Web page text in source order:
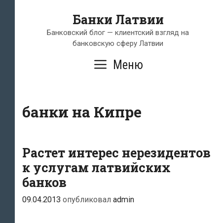
содержимому
Банки Латвии
Банковский блог — клиентский взгляд на
банковскую сферу Латвии
Меню
банки на Кипре
Растет интерес нерезидентов
к услугам латвийских
банков
09.04.2013 опубликовал admin